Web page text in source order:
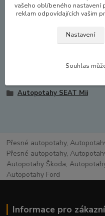
Autopotahy SEAT Mii
Přesné autopotahy,
Přesné autopotahy,
Autopotahy Škoda,
Autopotahy Ford
Informace pro
vašeho oblíbeného nastavení
reklam odpovídajících vašim
Nastavení
Souhlas